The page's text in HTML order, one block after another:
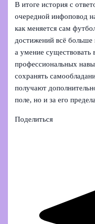
В итоге история с
очередной инфоповод
как меняется сам
достижений всё больше
а умение существовать
профессиональных
сохранять
получают
поле, но и за его
Поделиться